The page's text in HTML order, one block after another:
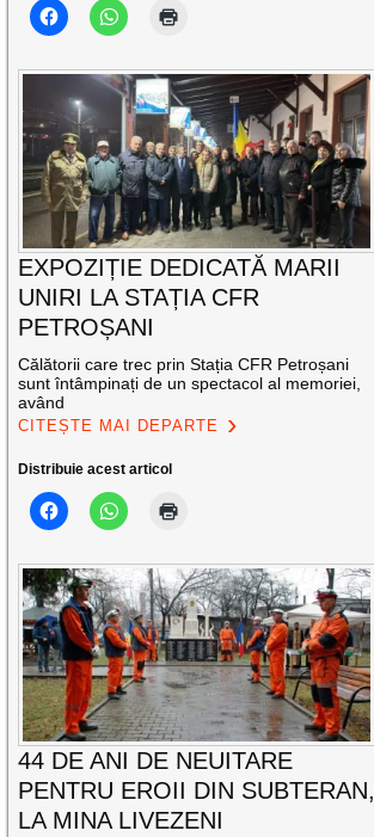
EXPOZIȚIE DEDICATĂ MARII
UNIRI LA STAȚIA CFR
PETROȘANI
Călătorii care trec prin Stația CFR Petroșani
sunt întâmpinați de un spectacol al memoriei,
având
CITEȘTE MAI DEPARTE
Distribuie acest articol
44 DE ANI DE NEUITARE
PENTRU EROII DIN SUBTERAN,
LA MINA LIVEZENI